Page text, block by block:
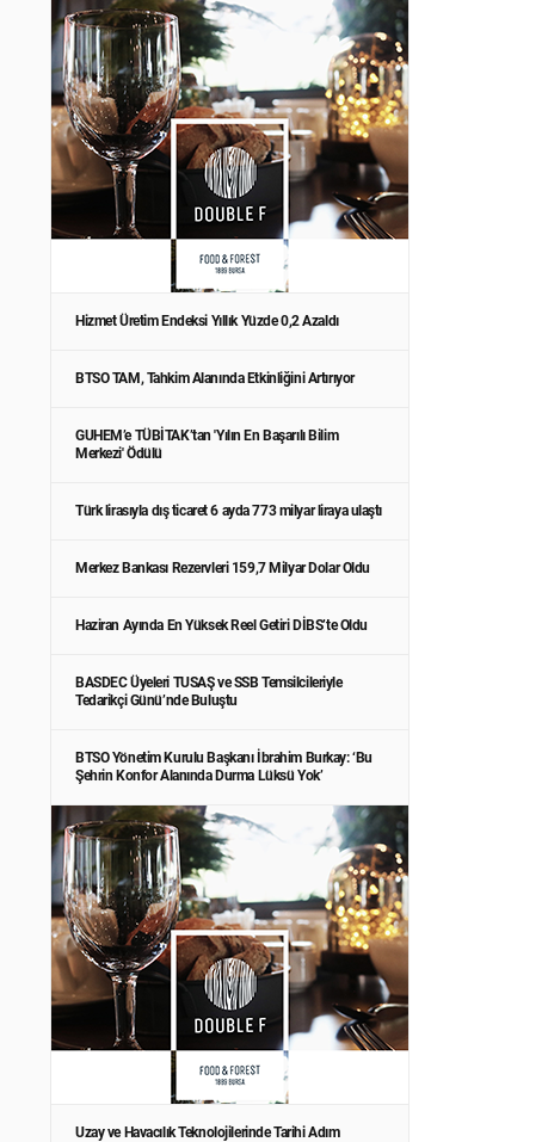
Hizmet Üretim Endeksi Yıllık Yüzde 0,2 Azaldı
BTSO TAM, Tahkim Alanında Etkinliğini Artırıyor
GUHEM’e TÜBİTAK’tan 'Yılın En Başarılı Bilim
Merkezi' Ödülü
Türk lirasıyla dış ticaret 6 ayda 773 milyar liraya ulaştı
Merkez Bankası Rezervleri 159,7 Milyar Dolar Oldu
Haziran Ayında En Yüksek Reel Getiri DİBS’te Oldu
BASDEC Üyeleri TUSAŞ ve SSB Temsilcileriyle
Tedarikçi Günü’nde Buluştu
BTSO Yönetim Kurulu Başkanı İbrahim Burkay: ‘Bu
Şehrin Konfor Alanında Durma Lüksü Yok’
Uzay ve Havacılık Teknolojilerinde Tarihi Adım